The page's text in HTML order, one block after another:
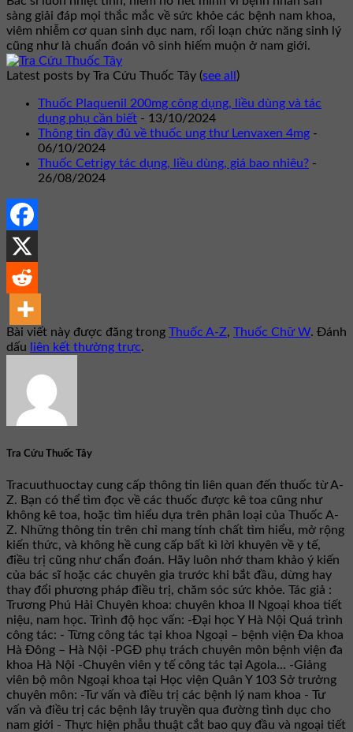
sàng giải đáp mọi thắc mắc về sức khỏe các bệnh nam khoa,
viêm nhiễm cơ quan sinh dục nam, rối loạn chức năng sinh lý
cũng như là chuẩn đoán vô sinh hiếm muộn ở nam giới.
Latest posts by Tra Cứu Thuốc Tây (see all )
Thuốc Plaquenil 200mg công dụng, liều dùng và tác
dụng phụ cần biết - 13/10/2024
Thông tin đầy đủ về thuốc ung thư Lenvaxen 4mg -
06/10/2024
Thuốc Cetrigy tác dụng, liều dùng, giá bao nhiêu? -
26/08/2024
Bài viết này được đăng trong Thuốc A-Z, Thuốc Chữ W. Đánh
dấu
liên kết thường trực.
Tra Cứu Thuốc Tây
Tracuuthuoctay cung cấp thông tin liên quan đến thuốc từ A-
Z. Bạn có thể tìm đọc về các thuốc được kê toa cũng như
không kê toa, hoặc tìm hiểu dựa trên phân loại của Thuốc A-
Z. Những thông tin trên chỉ mang tính chất tìm hiểu, mở rộng
kiến thức, và không hề cung cấp bất kì lời khuyên về y tế,
điều trị cũng như chẩn đoán. Hãy luôn nhớ tham khảo ý kiến
của bác sĩ hoặc các chuyên gia trước khi bắt đầu, dừng hay
thay đổi phương pháp điều trị, chăm sóc sức khỏe. Tác giả :
Trương Phú Hải Chuyên khoa: chuyên khoa II Ngoại khoa tiết
niệu, nam học. Trình độ học vấn: -Đại học Y Hà Nội Quá trình
công tác: - Từng công tác tại khoa Ngoại – bệnh viện Đa khoa
Hà Đông – Hà Nội -PGĐ phụ trách chuyên môn bệnh viện đa
khoa Hà Nội -Chuyên viên y tế công tác tại Agola... -Giảng
viên bộ môn Ngoại khoa tại Học viện Quân Y 103 Sở trưởng
chuyên môn: -Tư vấn và điều trị các bệnh lý nam khoa - Tư
vấn và điều trị các bệnh lây truyền qua đường tình dục cho
nam giới - Thực hiện phẫu thuật cắt bao quy đầu và ngoại tiết